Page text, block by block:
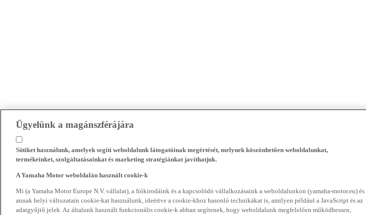
Ügyelünk a magánszférájára
Sütiket használunk, amelyek segíti weboldalunk látogatóinak megértését, melynek köszönhetően weboldalunkat,
termékeinket, szolgáltatásainkat és marketing stratégiánkat javíthatjuk.
A Yamaha Motor weboldalán használt cookie-k
Mi (a Yamaha Motor Europe N.V. vállalat), a fiókirodáink és a kapcsolódó vállalkozásaink a weboldalunkon (yamaha-motor.eu) és
annak helyi változatain cookie-kat használunk, ideértve a cookie-khoz hasonló technikákat is, amilyen például a JavaScript és az
adatgyűjtő jelek. Az általunk használt funkcionális cookie-k abban segítenek, hogy weboldalunk megfelelően működhessen,